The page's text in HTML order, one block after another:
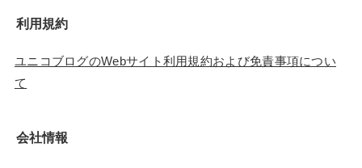
利用規約
ユニコブログのWebサイト利用規約および免責事項につい
て
会社情報